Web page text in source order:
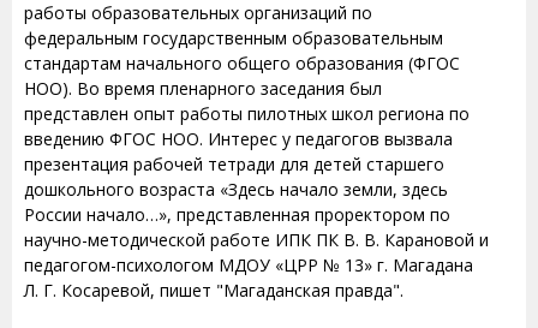
работы образовательных организаций по
федеральным государственным образовательным
стандартам начального общего образования (ФГОС
НОО). Во время пленарного заседания был
представлен опыт работы пилотных школ региона по
введению ФГОС НОО. Интерес у педагогов вызвала
презентация рабочей тетради для детей старшего
дошкольного возраста «Здесь начало земли, здесь
России начало…», представленная проректором по
научно-методической работе ИПК ПК В. В. Карановой и
педагогом-психологом МДОУ «ЦРР № 13» г. Магадана
Л. Г. Косаревой, пишет "Магаданская правда".